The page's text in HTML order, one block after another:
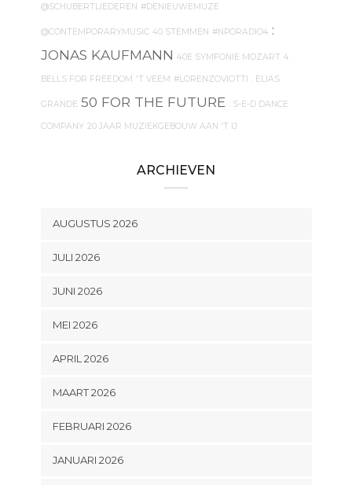
@SCHUBERTLIEDEREN #DENIEUWEMUZE
@CONTEMPORARYMUSIC 40 STEMMEN #NPORADIO4 :
JONAS KAUFMANN 40E SYMFONIE MOZART 4
BELLS FOR FREEDOM 'T VEEM #LORENZOVIOTTI . ELIAS
GRANDE 50 FOR THE FUTURE . S-E-D DANCE
COMPANY 20 JAAR MUZIEKGEBOUW AAN 'T IJ
ARCHIEVEN
AUGUSTUS 2026
JULI 2026
JUNI 2026
MEI 2026
APRIL 2026
MAART 2026
FEBRUARI 2026
JANUARI 2026